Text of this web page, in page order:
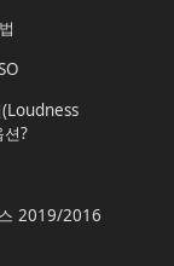
?
2019/2016